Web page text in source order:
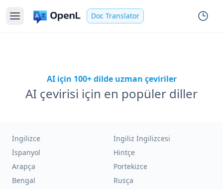
Doc Translator
AI için 100+ dilde uzman çeviriler
AI çevirisi için en popüler diller
İngilizce
İngiliz İngilizcesi
İspanyol
Hintçe
Arapça
Portekizce
Bengal
Rusça